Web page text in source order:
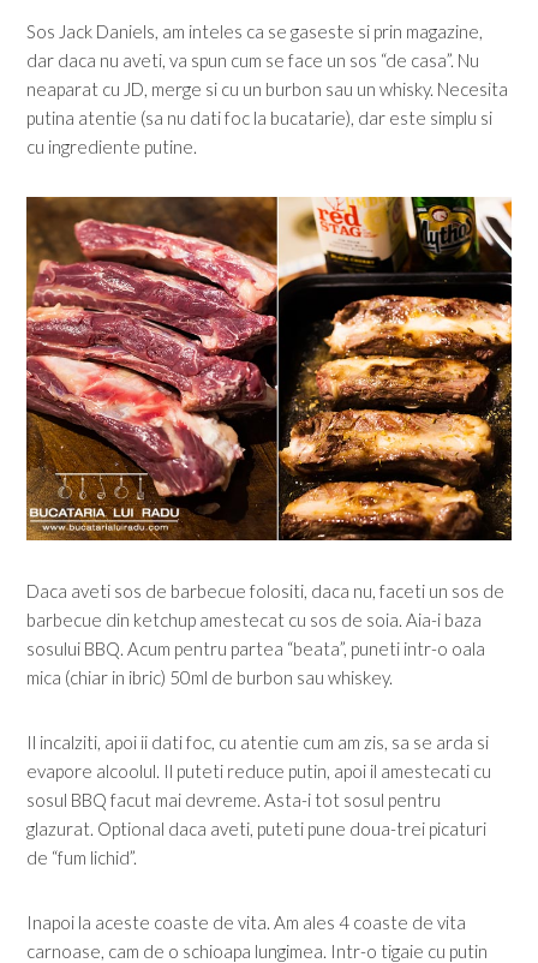
Sos Jack Daniels, am inteles ca se gaseste si prin magazine,
dar daca nu aveti, va spun cum se face un sos “de casa”. Nu
neaparat cu JD, merge si cu un burbon sau un whisky. Necesita
putina atentie (sa nu dati foc la bucatarie), dar este simplu si
cu ingrediente putine.
Daca aveti sos de barbecue folositi, daca nu, faceti un sos de
barbecue din ketchup amestecat cu sos de soia. Aia-i baza
sosului BBQ. Acum pentru partea “beata”, puneti intr-o oala
mica (chiar in ibric) 50ml de burbon sau whiskey.
Il incalziti, apoi ii dati foc, cu atentie cum am zis, sa se arda si
evapore alcoolul. Il puteti reduce putin, apoi il amestecati cu
sosul BBQ facut mai devreme. Asta-i tot sosul pentru
glazurat. Optional daca aveti, puteti pune doua-trei picaturi
de “fum lichid”.
Inapoi la aceste coaste de vita. Am ales 4 coaste de vita
carnoase, cam de o schioapa lungimea. Intr-o tigaie cu putin